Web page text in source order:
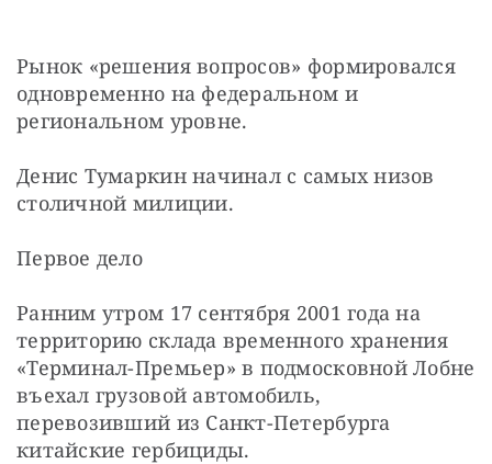
Рынок «решения вопросов» формировался
одновременно на федеральном и
региональном уровне.
Денис Тумаркин начинал с самых низов
столичной милиции.
Первое дело
Ранним утром 17 сентября 2001 года на
территорию склада временного хранения
«Терминал-Премьер» в подмосковной Лобне
въехал грузовой автомобиль,
перевозивший из Санкт-Петербурга
китайские гербициды.